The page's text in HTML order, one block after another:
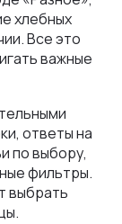
хлебных
Все это
важные
ответы на
по выбору,
фильтры.
выбрать